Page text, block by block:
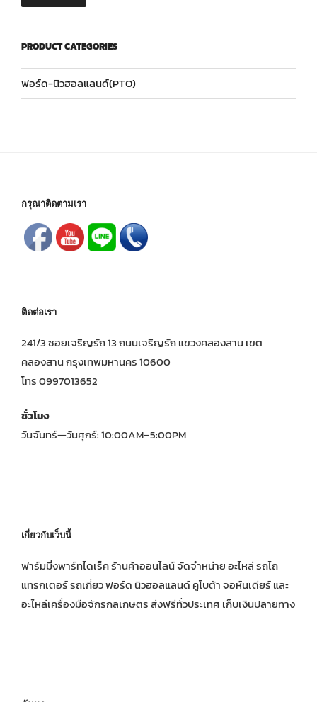
PRODUCT CATEGORIES
ฟอร์ด-นิวฮอลแลนด์(PTO)
กรุณาติดตามเรา
ติดต่อเรา
241/3 ซอยเจริญรัถ 13 ถนนเจริญรัถ แขวงคลองสาน เขต
คลองสาน กรุงเทพมหานคร 10600
โทร 0997013652
ชั่วโมง
วันจันทร์—วันศุกร์: 10:00AM–5:00PM
เกี่ยวกับเว็บนี้
ฟาร์มมิ่งพาร์ทไดเร็ค ร้านค้าออนไลน์ จัดจำหน่าย อะไหล่ รถไถ
แทรกเตอร์ รถเกี่ยว ฟอร์ด นิวฮอลแลนด์ คูโบต้า จอห์นเดียร์ และ
อะไหล่เครื่องมือจักรกลเกษตร ส่งฟรีทั่วประเทศ เก็บเงินปลายทาง